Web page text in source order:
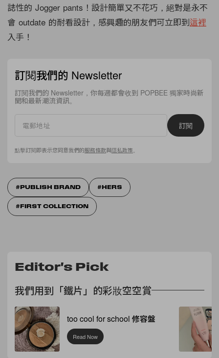
誌性的 Jogger pants！設計簡單又不花巧，絕對是永不
會 outdate 的耐看設計，感興趣的朋友們可立即到這裡
入手！
訂閱我們的 Newsletter
訂閱我們的 Newsletter，你每週都會收到 POPBEE 獨家時尚新
聞和最新潮流資訊。
訂閱
點擊訂閱即表示您同意我們的服務條款與隱私政策
PUBLISH BRAND HERS
FIRST COLLECTION
Editor's Pick
我們用到「鐵片」的彩妝空空賞
too cool for school 修容盤
Read Now